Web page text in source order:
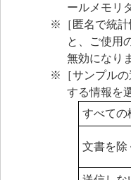
ールメモリ
※［匿名で統計
と、ご使用
無効になり
※［サンプルの
する情報を
すべての
文書を除